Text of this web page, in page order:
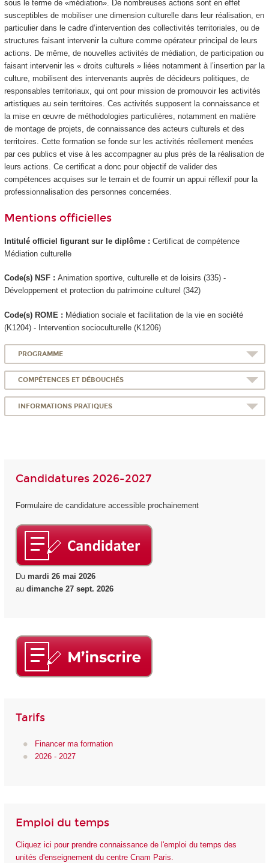
sous le terme de «médiation». De nombreuses actions sont en effet
susceptibles de mobiliser une dimension culturelle dans leur réalisation, en
particulier dans le cadre d’intervention des collectivités territoriales, ou de
structures faisant intervenir la culture comme opérateur principal de leurs
actions. De même, de nouvelles activités de médiation, de participation ou
faisant intervenir les « droits culturels » liées notamment à l’insertion par la
culture, mobilisent des intervenants auprès de décideurs politiques, de
responsables territoriaux, qui ont pour mission de promouvoir les activités
artistiques au sein territoires. Ces activités supposent la connaissance et
la mise en œuvre de méthodologies particulières, notamment en matière
de montage de projets, de connaissance des acteurs culturels et des
territoires. Cette formation se fonde sur les activités réellement menées
par ces publics et vise à les accompagner au plus près de la réalisation de
leurs actions. Ce certificat a donc pour objectif de valider des
compétences acquises sur le terrain et de fournir un appui réflexif pour la
professionnalisation des personnes concernées.
Mentions officielles
Intitulé officiel figurant sur le diplôme : Certificat de compétence
Médiation culturelle
Code(s) NSF : Animation sportive, culturelle et de loisirs (335) -
Développement et protection du patrimoine culturel (342)
Code(s) ROME : Médiation sociale et facilitation de la vie en société
(K1204) - Intervention socioculturelle (K1206)
PROGRAMME
COMPÉTENCES ET DÉBOUCHÉS
INFORMATIONS PRATIQUES
Candidatures 2026-2027
Formulaire de candidature accessible prochainement
Du mardi 26 mai 2026
au dimanche 27 sept. 2026
Tarifs
Financer ma formation
2026 - 2027
Emploi du temps
Cliquez ici pour prendre connaissance de l'emploi du temps des
unités d'enseignement du centre Cnam Paris.